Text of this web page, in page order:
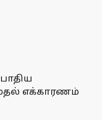
எக்காரணம்